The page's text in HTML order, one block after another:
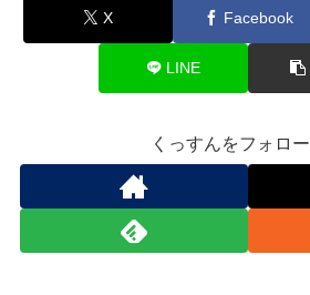
X Facebook
LINE
くっすんをフォロ